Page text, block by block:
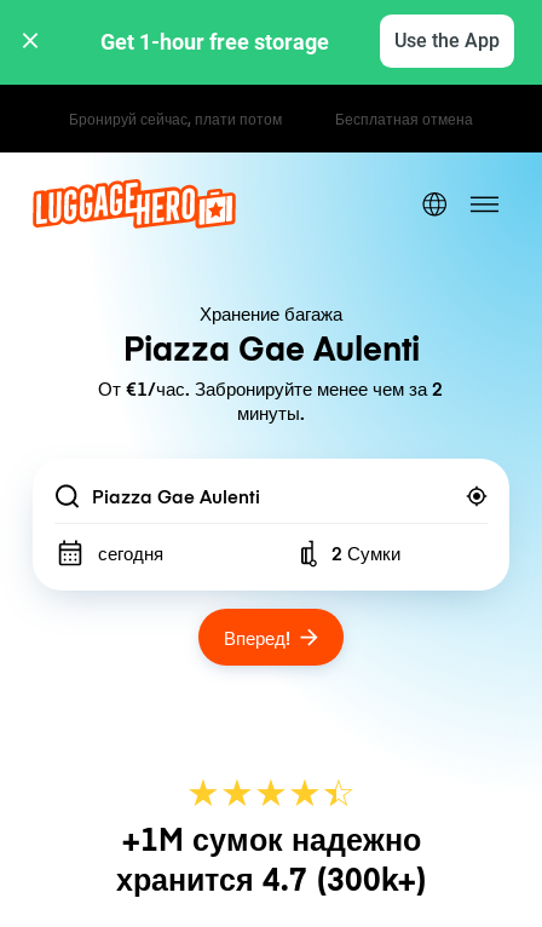
Get 1-hour free storage Use the App
Почасовые / дневные тарифы
Хранение багажа
Piazza Gae Aulenti
От €1/час. Забронируйте менее чем за 2
минуты.
Location
сегодня Number of bags
2 Сумки
Вперед!
★★★★☆
★
+1M сумок надежно
хранится 4.7 (300k+)